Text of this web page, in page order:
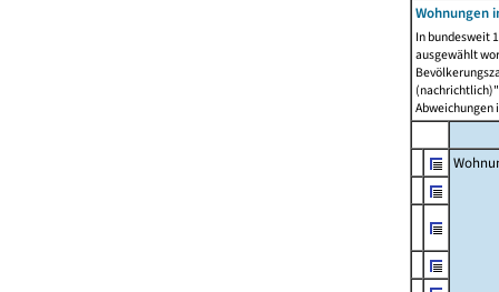
Wohnungen
In bundesweit
ausgewählt
Abweichungen